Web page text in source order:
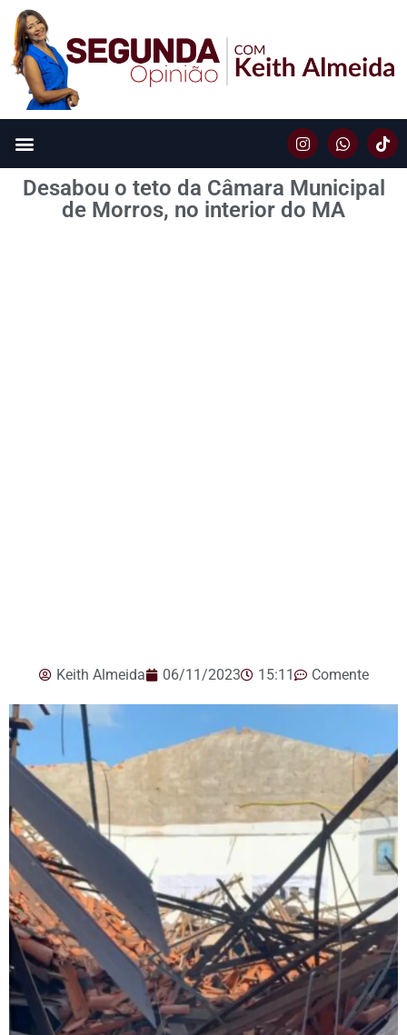
Desabou o teto da Câmara Municipal
de Morros, no interior do MA
Keith Almeida 06/11/2023 15:11 Comente